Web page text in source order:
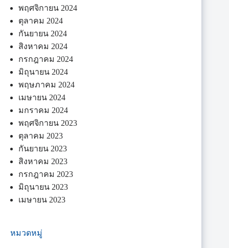
พฤศจิกายน 2024
ตุลาคม 2024
กันยายน 2024
สิงหาคม 2024
กรกฎาคม 2024
มิถุนายน 2024
พฤษภาคม 2024
เมษายน 2024
มกราคม 2024
พฤศจิกายน 2023
ตุลาคม 2023
กันยายน 2023
สิงหาคม 2023
กรกฎาคม 2023
มิถุนายน 2023
เมษายน 2023
หมวดหมู่